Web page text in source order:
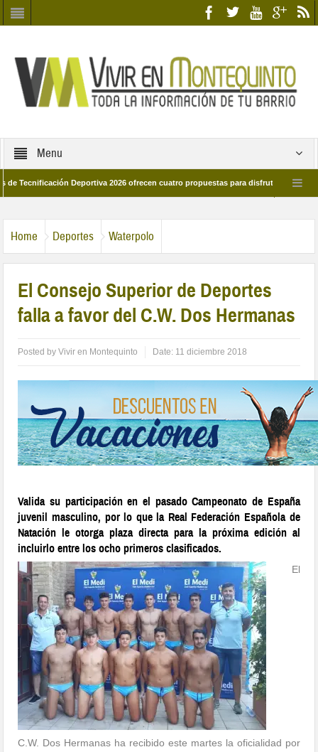
Menu
Deportiva 2026 ofrecen cuatro propuestas para disfrutar del deporte este
Home Deportes Waterpolo
El Consejo Superior de Deportes
falla a favor del C.W. Dos Hermanas
Posted byVivir en Montequinto Date: 11 diciembre 2018
Valida su participación en el pasado Campeonato de España
juvenil masculino, por lo que la Real Federación Española de
Natación le otorga plaza directa para la próxima edición al
incluirlo entre los ocho primeros clasificados.
El
C.W. Dos Hermanas ha recibido este martes la oficialidad por